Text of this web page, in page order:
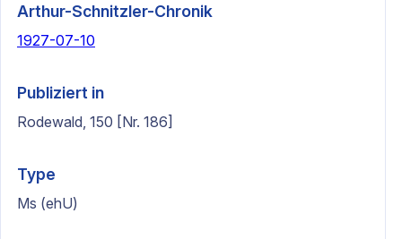
Arthur-Schnitzler-Chronik
1927-07-10
Publiziert in
Rodewald, 150 [Nr. 186]
Type
Ms (ehU)